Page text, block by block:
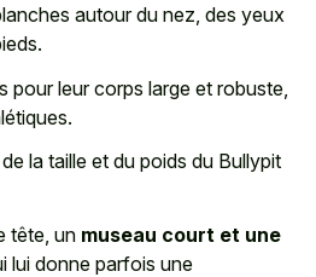
autour du nez, des yeux
pour leur corps large et robuste,
la taille et du poids du Bullypit
tête, un museau court et une
lui donne parfois une